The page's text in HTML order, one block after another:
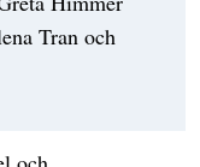
Tran och